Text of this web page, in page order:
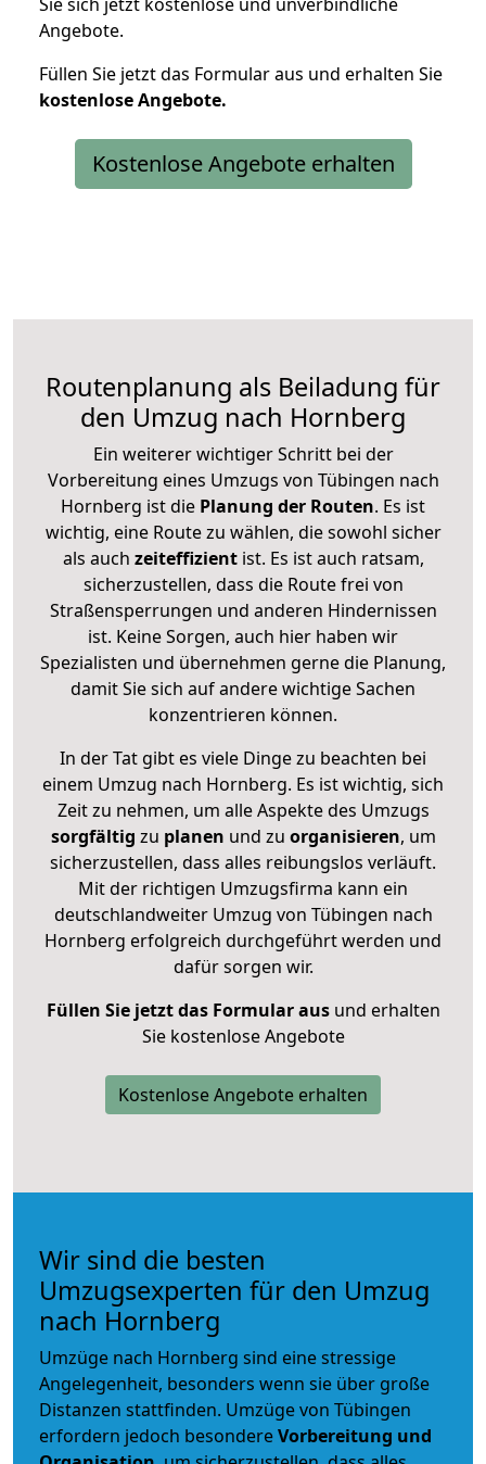
Angebote.
Füllen Sie jetzt das Formular aus und erhalten Sie
kostenloseAngebote.
Kostenlose Angebote erhalten
Routenplanung als Beiladung für
den Umzug nach Hornberg
Ein weiterer wichtiger Schritt bei der
Vorbereitung eines Umzugs von Tübingen nach
Hornberg ist die Planung der Routen. Es ist
wichtig, eine Route zu wählen, die sowohl sicher
als auch zeiteffizientist. Es ist auch ratsam,
sicherzustellen, dass die Route frei von
Straßensperrungen und anderen Hindernissen
ist. Keine Sorgen, auch hier haben wir
Spezialisten und übernehmen gerne die Planung,
damit Sie sich auf andere wichtige Sachen
konzentrieren können.
In der Tat gibt es viele Dinge zu beachten bei
einem Umzug nach Hornberg. Es ist wichtig, sich
Zeit zu nehmen, um alle Aspekte des Umzugs
sorgfältig zu planen und zu organisieren, um
sicherzustellen, dass alles reibungslos verläuft.
Mit der richtigen Umzugsfirma kann ein
deutschlandweiter Umzug von Tübingen nach
Hornberg erfolgreich durchgeführt werden und
dafür sorgen wir.
Füllen Sie jetzt das Formular ausund erhalten
Sie kostenlose Angebote
Kostenlose Angebote erhalten
Wir sind die besten
Umzugsexperten für den Umzug
nach Hornberg
Umzüge nach Hornberg sind eine stressige
Angelegenheit, besonders wenn sie über große
Distanzen stattfinden. Umzüge von Tübingen
erfordern jedoch besondereVorbereitung und